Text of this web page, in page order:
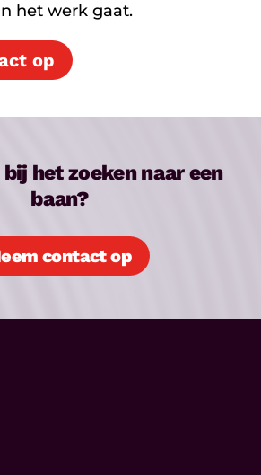
het werk gaat.
op
het zoeken naar een
baan?
contact op